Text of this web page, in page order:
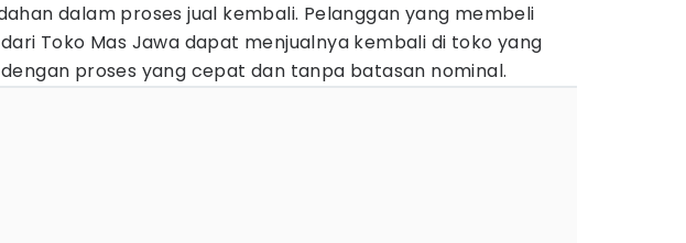
dalam proses jual kembali. Pelanggan yang membeli
Toko Mas Jawa dapat menjualnya kembali di toko yang
proses yang cepat dan tanpa batasan nominal.